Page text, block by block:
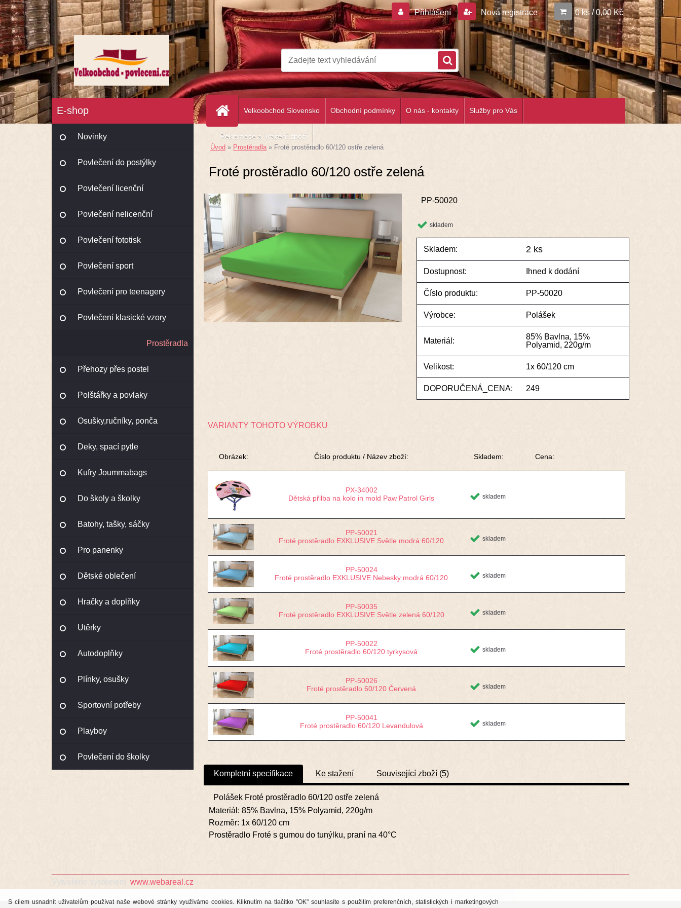
S cílem usnadnit uživatelům používat naše webové stránky využíváme cookies. Kliknutím na tlačítko "OK" souhlasíte s použitím preferenčních, statistických i marketingových
Přihlášení Nová registrace 0 ks / 0,00 Kč
Velkoobchod Slovensko Obchodní podmínky O nás - kontakty Služby pro Vás
Reklamace a Vrácení zboží
E-shop
Novinky
Povlečení do postýlky
Povlečení licenční
Povlečení nelicenční
Povlečení fototisk
Povlečení sport
Povlečení pro teenagery
Povlečení klasické vzory
Prostěradla
Přehozy přes postel
Polštářky a povlaky
Osušky,ručníky, ponča
Deky, spací pytle
Kufry Joummabags
Do školy a školky
Batohy, tašky, sáčky
Pro panenky
Dětské oblečení
Hračky a doplňky
Utěrky
Autodoplňky
Plínky, osušky
Sportovní potřeby
Playboy
Povlečení do školky
Úvod » Prostěradla » Froté prostěradlo 60/120 ostře zelená
Froté prostěradlo 60/120 ostře zelená
PP-50020
skladem
Skladem: 2 ks
Dostupnost: Ihned k dodání
Číslo produktu: PP-50020
Výrobce: Polášek
Materiál:
85% Bavlna, 15%
Polyamid, 220g/m
Velikost: 1x 60/120 cm
DOPORUČENÁ_CENA: 249
VARIANTY TOHOTO VÝROBKU
Obrázek: Číslo produktu / Název zboží: Skladem: Cena:
PX-34002
Dětská přilba na kolo in mold Paw Patrol Girls
skladem
PP-50021
Froté prostěradlo EXKLUSIVE Světle modrá 60/120
skladem
PP-50024
Froté prostěradlo EXKLUSIVE Nebesky modrá 60/120
skladem
PP-50035
Froté prostěradlo EXKLUSIVE Světle zelená 60/120
skladem
PP-50022
Froté prostěradlo 60/120 tyrkysová
skladem
PP-50026
Froté prostěradlo 60/120 Červená
skladem
PP-50041
Froté prostěradlo 60/120 Levandulová
skladem
Kompletní specifikace Ke stažení Související zboží (5)
Polášek Froté prostěradlo 60/120 ostře zelená
Materiál: 85% Bavlna, 15% Polyamid, 220g/m
Rozměr: 1x 60/120 cm
Prostěradlo Froté s gumou do tunýlku, praní na 40°C
www.webareal.cz